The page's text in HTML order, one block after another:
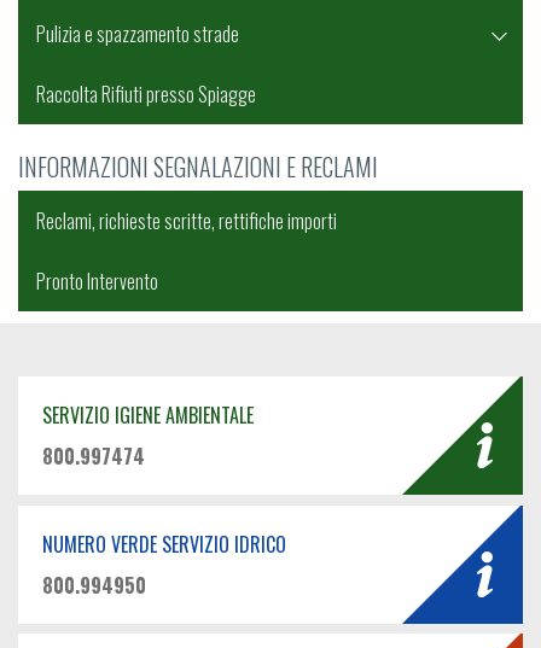
Pulizia e spazzamento strade
Raccolta Rifiuti presso Spiagge
INFORMAZIONI SEGNALAZIONI E RECLAMI
Reclami, richieste scritte, rettifiche importi
Pronto Intervento
SERVIZIO IGIENE AMBIENTALE
800.997474
NUMERO VERDE SERVIZIO IDRICO
800.994950